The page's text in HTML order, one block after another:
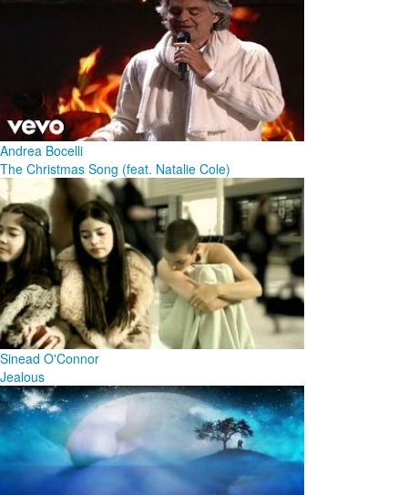
Andrea Bocelli
The Christmas Song (feat. Natalie Cole)
Sinead O'Connor
Jealous